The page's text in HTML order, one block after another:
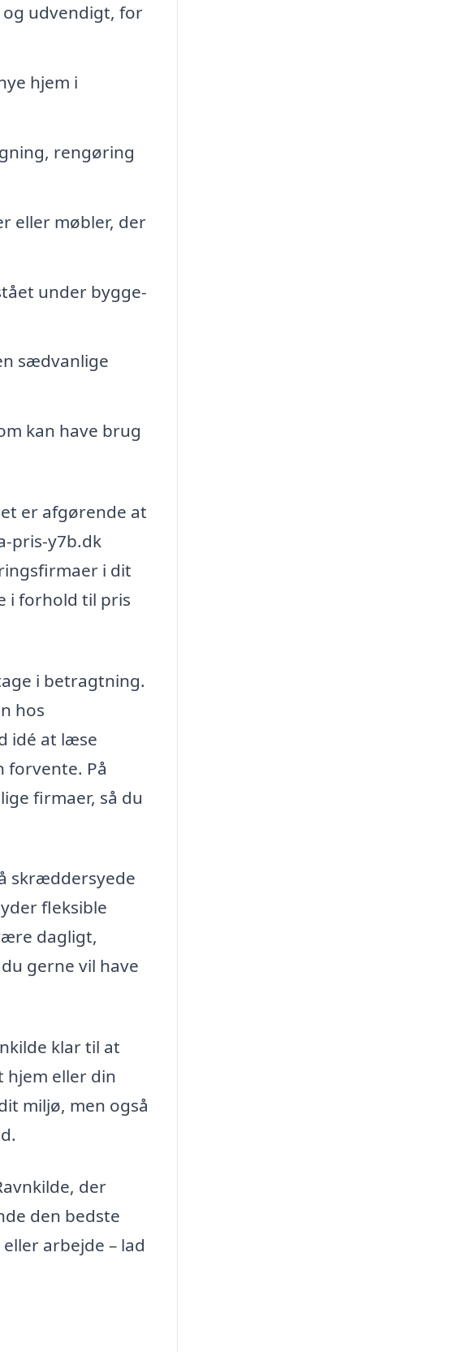
udvendigt, for
hjem i
rengøring
eller møbler, der
under bygge-
sædvanlige
kan have brug
er afgørende at
pris-y7b.dk
i dit
i forhold til pris
i betragtning.
hos
idé at læse
forvente. På
firmaer, så du
skræddersyede
fleksible
dagligt,
gerne vil have
klar til at
hjem eller din
miljø, men også
der
den bedste
arbejde – lad